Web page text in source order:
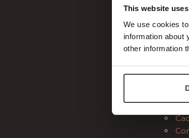
This website
We use cookies
information about
other information
Over